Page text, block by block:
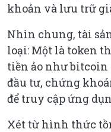
khoản và lưu trữ
Nhìn chung, tài
loại: Một là token
tiền ảo như
đầu tư, chứng
để truy cập ứng
Xét từ hình thức